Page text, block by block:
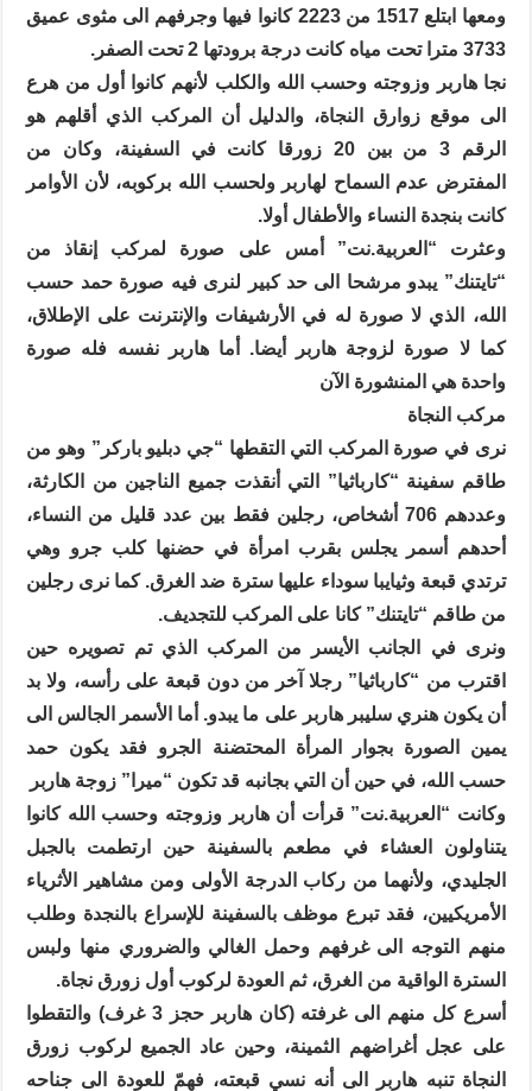
ومعها ابتلع 1517 من 2223 كانوا فيها وجرفهم الى مثوى عميق
3733 مترا تحت مياه كانت درجة برودتها 2 تحت الصفر.
نجا هاربر وزوجته وحسب الله والكلب لأنهم كانوا أول من هرع
الى موقع زوارق النجاة، والدليل أن المركب الذي أقلهم هو
الرقم 3 من بين 20 زورقا كانت في السفينة، وكان من
المفترض عدم السماح لهاربر ولحسب الله بركوبه، لأن الأوامر
كانت بنجدة النساء والأطفال أولا.
وعثرت “العربية.نت” أمس على صورة لمركب إنقاذ من
“تايتنك” يبدو مرشحا الى حد كبير لنرى فيه صورة حمد حسب
الله، الذي لا صورة له في الأرشيفات والإنترنت على الإطلاق،
كما لا صورة لزوجة هاربر أيضا. أما هاربر نفسه فله صورة
واحدة هي المنشورة الآن
مركب النجاة
نرى في صورة المركب التي التقطها “جي دبليو باركر” وهو من
طاقم سفينة “كارباثيا” التي أنقذت جميع الناجين من الكارثة،
وعددهم 706 أشخاص، رجلين فقط بين عدد قليل من النساء،
أحدهم أسمر يجلس بقرب امرأة في حضنها كلب جرو وهي
ترتدي قبعة وثيايبا سوداء عليها سترة ضد الغرق. كما نرى رجلين
من طاقم “تايتنك” كانا على المركب للتجديف.
ونرى في الجانب الأيسر من المركب الذي تم تصويره حين
اقترب من “كارباثيا” رجلا آخر من دون قبعة على رأسه، ولا بد
أن يكون هنري سليبر هاربر على ما يبدو. أما الأسمر الجالس الى
يمين الصورة بجوار المرأة المحتضنة الجرو فقد يكون حمد
حسب الله، في حين أن التي بجانبه قد تكون “ميرا” زوجة هاربر
وكانت “العربية.نت” قرأت أن هاربر وزوجته وحسب الله كانوا
يتناولون العشاء في مطعم بالسفينة حين ارتطمت بالجبل
الجليدي، ولأنهما من ركاب الدرجة الأولى ومن مشاهير الأثرياء
الأمريكيين، فقد تبرع موظف بالسفينة للإسراع بالنجدة وطلب
منهم التوجه الى غرفهم وحمل الغالي والضروري منها ولبس
السترة الواقية من الغرق، ثم العودة لركوب أول زورق نجاة.
أسرع كل منهم الى غرفته (كان هاربر حجز 3 غرف) والتقطوا
على عجل أغراضهم الثمينة، وحين عاد الجميع لركوب زورق
النجاة تنبه هاربر الى أنه نسي قبعته، فهمّ للعودة الى جناحه